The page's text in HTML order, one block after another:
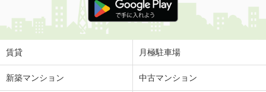
賃貸 月極駐車場
新築マンション 中古マンション